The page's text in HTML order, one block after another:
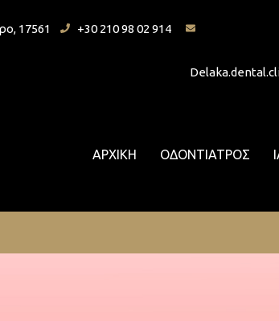
17561 +30 210 98 02 914
ΑΡΧΙΚΗ ΟΔΟΝΤΙΑΤΡΟΣ